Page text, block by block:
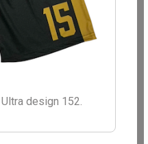
design 152.